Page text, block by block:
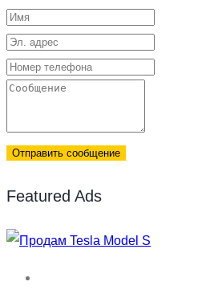
Отправить сообщение
Featured Ads